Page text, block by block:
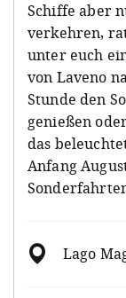
Schiffe aber
verkehren,
unter euch
von Laveno
Stunde den
genießen
das
Anfang
Lago